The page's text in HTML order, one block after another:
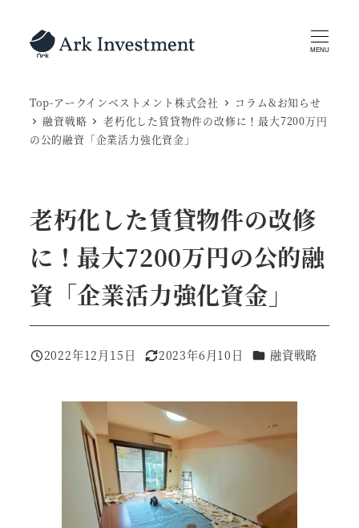
MENU
Top-アークインベストメント株式会社
コラム&お知らせ
融資戦略
老朽化した賃貸物件の改修に！最大7200万円
の公的融資「企業活力強化資金」
老朽化した賃貸物件の改修
に！最大7200万円の公的融
資「企業活力強化資金」
投稿日
2022年12月15日
更新日
2023年6月10日 カテゴリー
融資戦略